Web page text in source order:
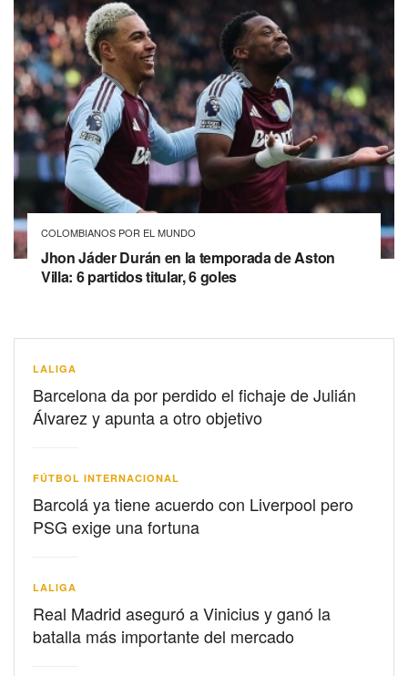
COLOMBIANOS POR EL MUNDO
Jhon Jáder Durán en la temporada de Aston
Villa: 6 partidos titular, 6 goles
LALIGA
Barcelona da por perdido el fichaje de Julián
Álvarez y apunta a otro objetivo
FÚTBOL INTERNACIONAL
Barcolá ya tiene acuerdo con Liverpool pero
PSG exige una fortuna
LALIGA
Real Madrid aseguró a Vinicius y ganó la
batalla más importante del mercado